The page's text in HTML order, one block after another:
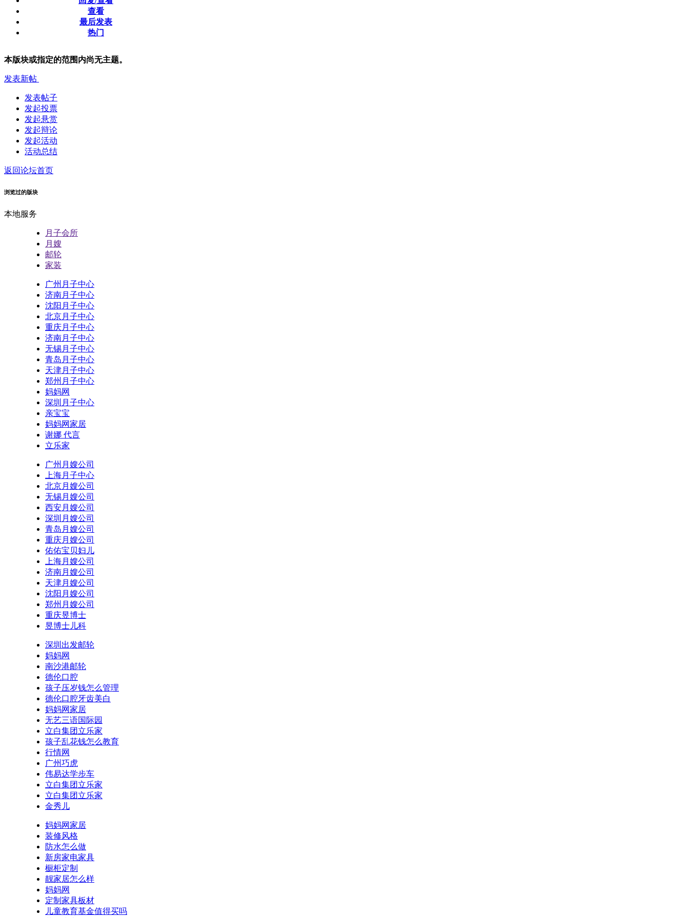
查看
最后发表
热门
本版块或指定的范围内尚无主题。
发表新帖
发表帖子
发起投票
发起悬赏
发起辩论
发起活动
活动总结
返回论坛首页
浏览过的版块
本地服务
月子会所
月嫂
邮轮
家装
广州月子中心
济南月子中心
沈阳月子中心
北京月子中心
重庆月子中心
济南月子中心
无锡月子中心
青岛月子中心
天津月子中心
郑州月子中心
妈妈网
深圳月子中心
亲宝宝
妈妈网家居
谢娜 代言
立乐家
广州月嫂公司
上海月子中心
北京月嫂公司
无锡月嫂公司
西安月嫂公司
深圳月嫂公司
青岛月嫂公司
重庆月嫂公司
佑佑宝贝妇儿
上海月嫂公司
济南月嫂公司
天津月嫂公司
沈阳月嫂公司
郑州月嫂公司
重庆昱博士
昱博士儿科
深圳出发邮轮
妈妈网
南沙港邮轮
德伦口腔
孩子压岁钱怎么管理
德伦口腔牙齿美白
妈妈网家居
无艺三语国际园
立白集团立乐家
孩子乱花钱怎么教育
行情网
广州巧虎
伟易达学步车
立白集团立乐家
立白集团立乐家
金秀儿
妈妈网家居
装修风格
防水怎么做
新房家电家具
橱柜定制
靓家居怎么样
妈妈网
定制家具板材
儿童教育基金值得买吗